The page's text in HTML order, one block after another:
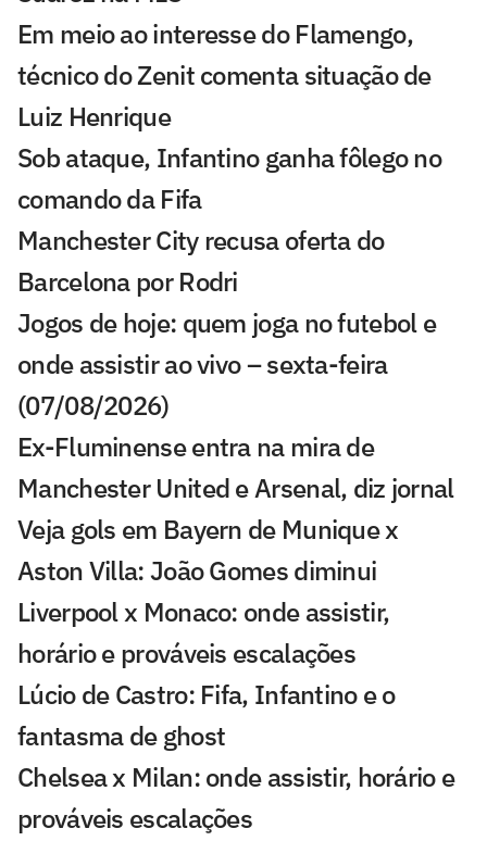
Em meio ao interesse do Flamengo,
técnico do Zenit comenta situação de
Luiz Henrique
Sob ataque, Infantino ganha fôlego no
comando da Fifa
Manchester City recusa oferta do
Barcelona por Rodri
Jogos de hoje: quem joga no futebol e
onde assistir ao vivo – sexta-feira
(07/08/2026)
Ex-Fluminense entra na mira de
Manchester United e Arsenal, diz jornal
Veja gols em Bayern de Munique x
Aston Villa: João Gomes diminui
Liverpool x Monaco: onde assistir,
horário e prováveis escalações
Lúcio de Castro: Fifa, Infantino e o
fantasma de ghost
Chelsea x Milan: onde assistir, horário e
prováveis escalações